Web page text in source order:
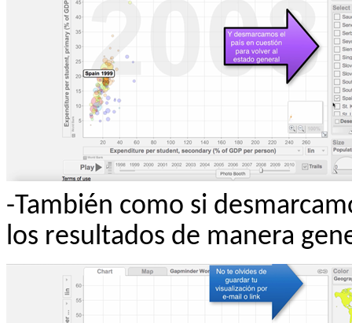
-También como si
los resultados de manera